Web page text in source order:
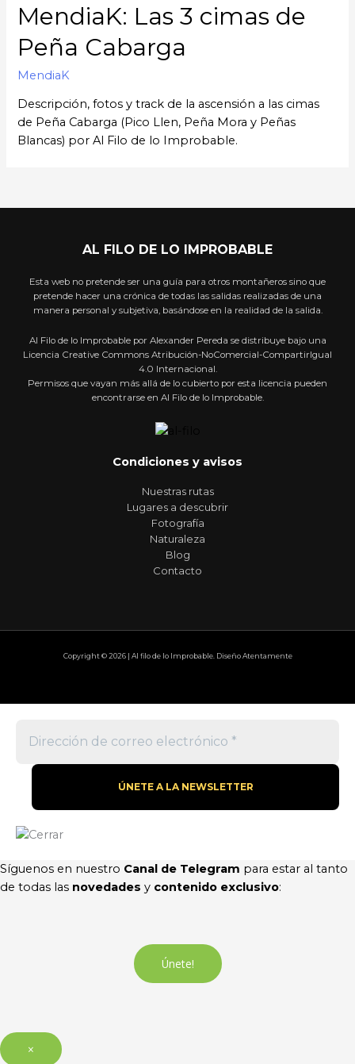
MendiaK: Las 3 cimas de
Peña Cabarga
MendiaK
Descripción, fotos y track de la ascensión a las cimas
de Peña Cabarga (Pico Llen, Peña Mora y Peñas
Blancas) por Al Filo de lo Improbable.
AL FILO DE LO IMPROBABLE
Esta web no pretende ser una guía para otros montañeros sino que
pretende hacer una crónica de todas las salidas realizadas de una
manera personal y subjetiva, basándose en la realidad de la salida.
Al Filo de lo Improbable por Alexander Pereda se distribuye bajo una
Licencia Creative Commons Atribución-NoComercial-CompartirIgual
4.0 Internacional.
Permisos que vayan más allá de lo cubierto por esta licencia pueden
encontrarse en Al Filo de lo Improbable.
Condiciones y avisos
Nuestras rutas
Lugares a descubrir
Fotografía
Naturaleza
Blog
Contacto
Copyright © 2026 | Al filo de lo Improbable. Diseño Atentamente
Síguenos en nuestro Canal de Telegram para estar al tanto
de todas las novedades y contenido exclusivo:
Únete!
×